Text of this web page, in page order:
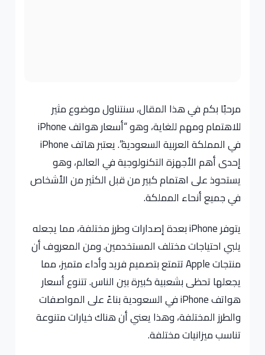
مرحبًا بكم في هذا المقال، سنتناول موضوع مثير
للاهتمام ومهم للغاية، وهو “أسعار هواتف iPhone
في المملكة العربية السعودية”. يعتبر هاتف iPhone
إحدى أهم الأجهزة التكنولوجية في العالم، وهو
يستحوذ على اهتمام كبير من قبل الكثير من الأشخاص
في جميع أنحاء المملكة.
يتوفر iPhone بعدة إصدارات وطرز مختلفة، مما يجعله
يلبي احتياجات مختلف المستخدمين. ومن المعروف أن
منتجات Apple تتمتع بتصميم فريد وأداء متميز، مما
يجعلها تحظى بشعبية كبيرة بين الناس. تتنوع أسعار
هواتف iPhone في السعودية بناءً على المواصفات
والطرز المختلفة، وهذا يعني أن هناك خيارات متنوعة
تناسب ميزانيات مختلفة.